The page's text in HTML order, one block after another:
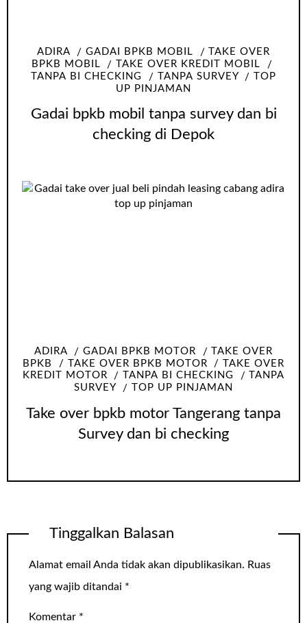
ADIRA GADAI BPKB MOBIL
TAKE OVER
BPKB MOBIL
TAKE OVER KREDIT MOBIL
TANPA BI CHECKING
TANPA SURVEY
TOP
UP PINJAMAN
Gadai bpkb mobil tanpa survey dan bi
checking di Depok
ADIRA GADAI BPKB MOTOR
TAKE OVER
BPKB
TAKE OVER BPKB MOTOR
TAKE OVER
KREDIT MOTOR
TANPA BI CHECKING
TANPA
SURVEY
TOP UP PINJAMAN
Take over bpkb motor Tangerang tanpa
Survey dan bi checking
Tinggalkan Balasan
Alamat email Anda tidak akan dipublikasikan. Ruas
yang wajib ditandai *
Komentar *